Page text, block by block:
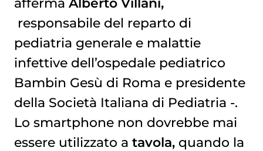
afferma Alberto Villani,
responsabile del reparto di
pediatria generale e malattie
infettive dell’ospedale pediatrico
Bambin Gesù di Roma e presidente
della Società Italiana di Pediatria -.
Lo smartphone non dovrebbe mai
essere utilizzato a tavola, quando la